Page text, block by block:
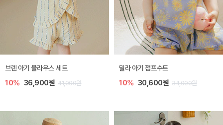
브렌 아기 블라우스 세트
10% 36,900원 41,000원
밀라 아기 점프수트
10% 30,600원 34,000원